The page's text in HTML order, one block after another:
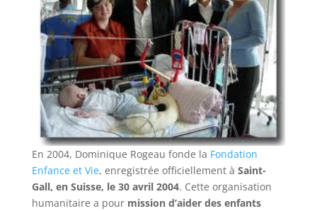
En 2004, Dominique Rogeau fonde la Fondation
Enfance et Vie, enregistrée officiellement à Saint-
Gall, en Suisse, le 30 avril 2004. Cette organisation
humanitaire a pour mission d’aider des enfants